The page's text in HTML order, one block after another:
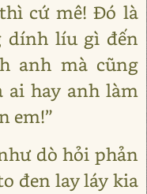
cứ mê! Đó là
dính líu gì đến
anh mà cũng
ai hay anh làm
em!”
dò hỏi phản
đen lay láy kia